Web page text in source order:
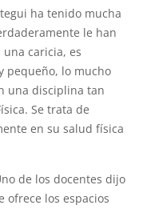
ha tenido mucha
le han
una caricia, es
pequeño, lo mucho
una disciplina tan
Se trata de
en su salud física
de los docentes dijo
ofrece los espacios